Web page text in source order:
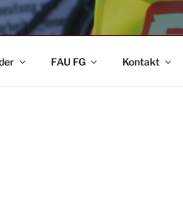
FAU FG Kontakt